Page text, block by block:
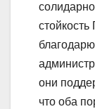
стойкость
они
что оба